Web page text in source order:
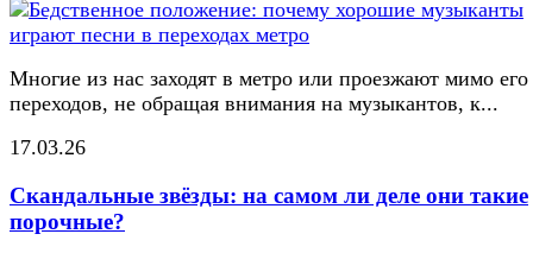
Многие из нас заходят в метро или проезжают мимо его
переходов, не обращая внимания на музыкантов, к...
17.03.26
Скандальные звёзды: на самом ли деле они такие
порочные?